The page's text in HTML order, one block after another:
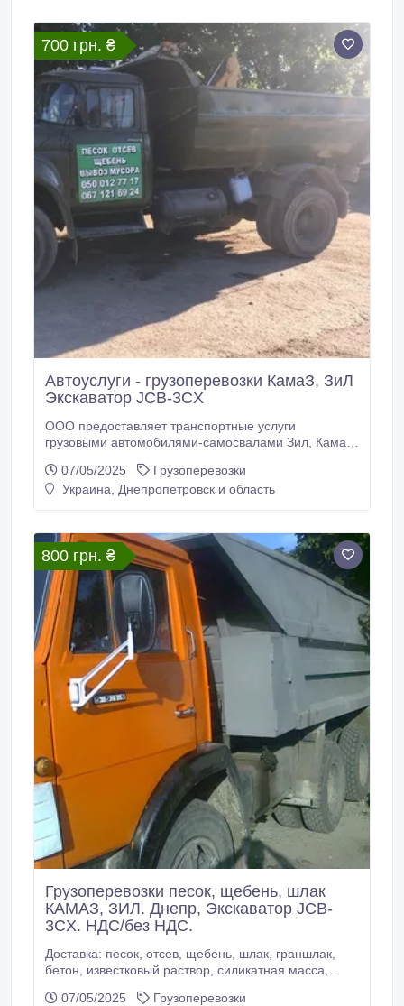
700 грн. ₴
Автоуслуги - грузоперевозки КамаЗ, ЗиЛ
Экскаватор JCB-3CX
ООО предоставляет транспортные услуги
грузовыми автомобилями-самосвалами Зил, Камаз
материалы (щебень, песок, шлак, граншлак, отсев и
др.), вывезем мусор, предоставим услуги грузчиков.
07/05/2025
Грузоперевозки
Украина, Днепропетровск и область
800 грн. ₴
Грузоперевозки песок, щебень, шлак
КАМАЗ, ЗИЛ. Днепр, Экскаватор JCB-
3CX. НДС/без НДС.
Доставка: песок, отсев, щебень, шлак, граншлак,
бетон, известковый раствор, силикатная масса,
листьев + услуги грузчиков. Экскаватор JCB-3CX.
07/05/2025 Грузоперевозки